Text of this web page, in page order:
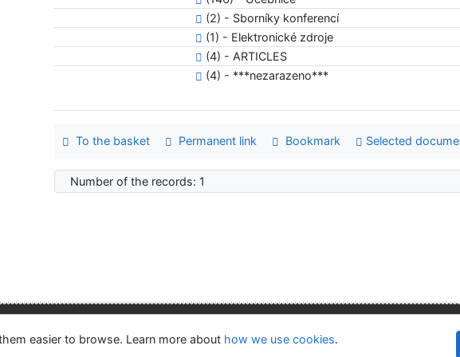
(2) - Sborníky konferencí
(1) - Elektronické zdroje
(4) - ARTICLES
(4) - ***nezarazeno***
To the basket Permanent link Bookmark Selected
Number of the records: 1
easier to browse. Learn more about how we use cookies.